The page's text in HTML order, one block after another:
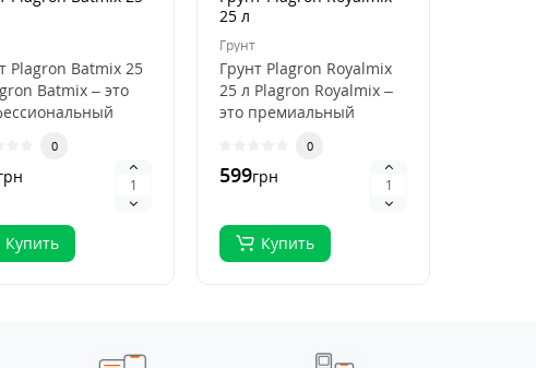
Plagron Batmix 25
Batmix – это
0
Купить
25 л
Грунт
Грунт Plagron Royalmix
25 л Plagron Royalmix –
это премиальный
органического в..
0
599грн
Купить